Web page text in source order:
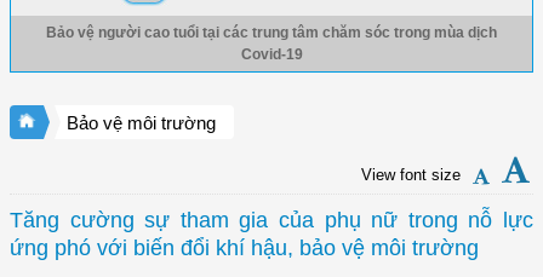
Bảo vệ người cao tuổi tại các trung tâm chăm sóc trong mùa dịch
Covid-19
Bảo vệ môi trường
View font size
Tăng cường sự tham gia của phụ nữ trong nỗ lực
ứng phó với biến đổi khí hậu, bảo vệ môi trường